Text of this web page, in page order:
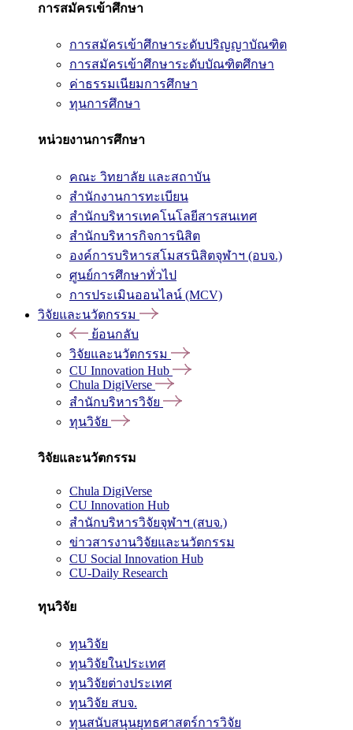
การสมัครเข้าศึกษา
การสมัครเข้าศึกษาระดับปริญญาบัณฑิต
การสมัครเข้าศึกษาระดับบัณฑิตศึกษา
ค่าธรรมเนียมการศึกษา
ทุนการศึกษา
หน่วยงานการศึกษา
คณะ วิทยาลัย และสถาบัน
สำนักงานการทะเบียน
สำนักบริหารเทคโนโลยีสารสนเทศ
สำนักบริหารกิจการนิสิต
องค์การบริหารสโมสรนิสิตจุฬาฯ (อบจ.)
ศูนย์การศึกษาทั่วไป
การประเมินออนไลน์ (MCV)
วิจัยและนวัตกรรม
ย้อนกลับ
วิจัยและนวัตกรรม
CU Innovation Hub
Chula DigiVerse
สำนักบริหารวิจัย
ทุนวิจัย
วิจัยและนวัตกรรม
Chula DigiVerse
CU Innovation Hub
สำนักบริหารวิจัยจุฬาฯ (สบจ.)
ข่าวสารงานวิจัยและนวัตกรรม
CU Social Innovation Hub
CU-Daily Research
ทุนวิจัย
ทุนวิจัย
ทุนวิจัยในประเทศ
ทุนวิจัยต่างประเทศ
ทุนวิจัย สบจ.
ทุนสนับสนุนยุทธศาสตร์การวิจัย